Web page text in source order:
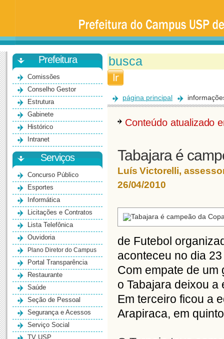
Universidade
São
Paulo
-
BauruPrefeitura
Comissões
Conselho Gestor
Estrutura
Gabinete
Histórico
Intranet
Serviços
Concurso Público
Esportes
Informática
Licitações e Contratos
Lista Telefônica
Ouvidoria
Plano Diretor do Campus
Portal Transparência
Restaurante
Saúde
Seção de Pessoal
Segurança e Acessos
Serviço Social
TV USP
página principal
Conteúdo atualizado
Tabajara é
Luís Victorelli,
26/04/2010
de Futebol
aconteceu no dia
Com empate de um
o Tabajara deixou
Em terceiro ficou a
Arapiraca, em